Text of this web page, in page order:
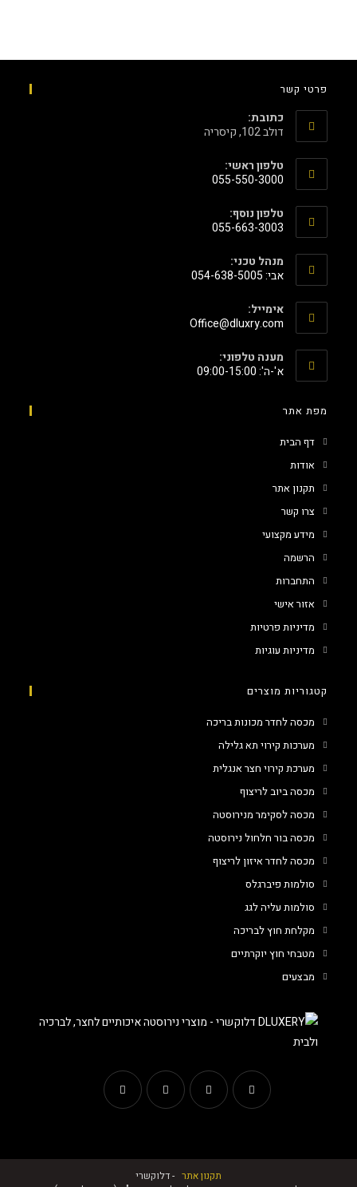
פרטי קשר
כתובת:
דולב 102, קיסריה
טלפון ראשי:
055-550-3000
טלפון נוסף:
055-663-3003
מנהל טכני:
אבי: 054-638-5005
אימייל:
‫Office@dluxry.com‬
מענה טלפוני:
א'-ה': 09:00-15:00
מפת אתר
דף הבית
אודות
תקנון אתר
צרו קשר
מידע מקצועי
הרשמה
התחברות
אזור אישי
מדיניות פרטיות
מדיניות עוגיות
קטגוריות מוצרים
מכסה לחדר מכונות בריכה
מערכות קירוי תא גלילה
מערכת קירוי חצר אנגלית
מכסה ביוב לריצוף
מכסה לסקימר מנירוסטה
מכסה בור חלחול נירוסטה
מכסה לחדר איזון לריצוף
סולמות פיברגלס
סולמות עליה לגג
מקלחת חוץ לבריכה
מטבחי חוץ יוקרתיים
מבצעים
תקנון אתר ‏ ‏ - דלוקשרי